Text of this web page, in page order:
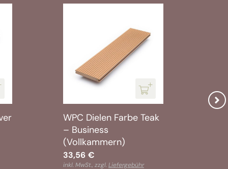
WPC Dielen Farbe Teak
– Business
(Vollkammern)
33,56 €
inkl. MwSt., zzgl.Liefergebühr